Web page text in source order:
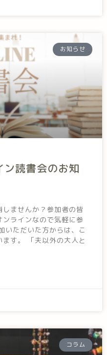
お知らせ
読書会のお知
ませんか？参加者の皆
ラインなので気軽に参
いただいた方からは、こ
す。 「夫以外の大人と
コラム